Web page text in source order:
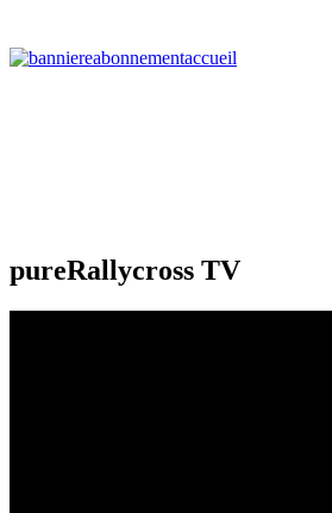
pureRallycross TV